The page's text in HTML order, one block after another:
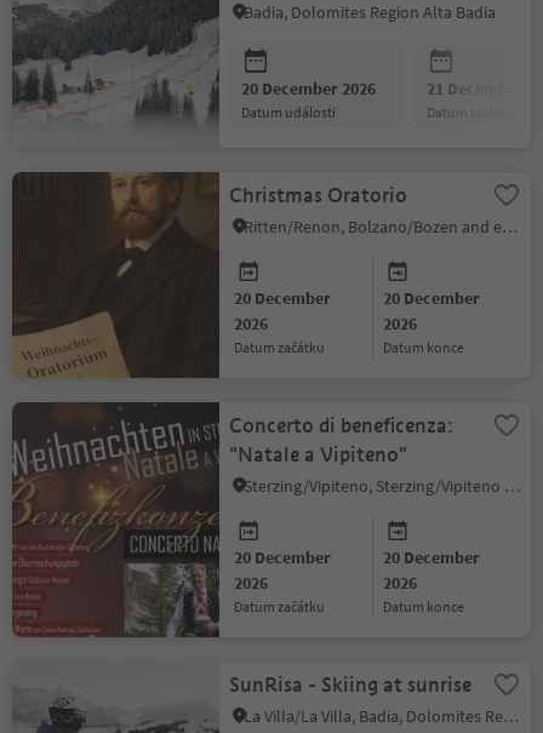
Badia, Dolomites Region Alta Badia
20 December 2026
datum události
21 December
datum události
Christmas Oratorio
Ritten/Renon, Bolzano/Bozen and environs
20 December
2026
datum začátku
20 December
2026
datum konce
Concerto di beneficenza:
"Natale a Vipiteno"
Sterzing/Vipiteno, Sterzing/Vipiteno and environs
20 December
2026
datum začátku
20 December
2026
datum konce
SunRisa - Skiing at sunrise
La Villa/La Villa, Badia, Dolomites Region Alta Badia